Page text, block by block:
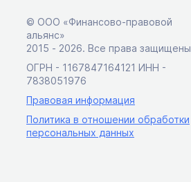
© ООО «Финансово-правовой
альянс»
2015 ‑ 2026. Все права защищены
ОГРН - 1167847164121 ИНН -
7838051976
Правовая информация
Политика в отношении обработки
персональных данных